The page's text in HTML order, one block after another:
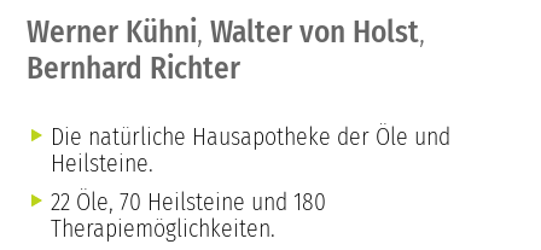
Werner Kühni,Walter von Holst,
Bernhard Richter
Die natürliche Hausapotheke der Öle und
Heilsteine.
22 Öle, 70 Heilsteine und 180
Therapiemöglichkeiten.